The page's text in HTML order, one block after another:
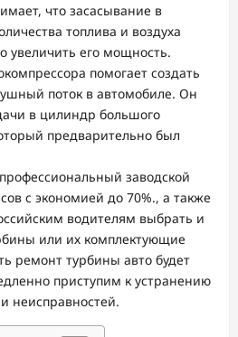
что засасывание в
топлива и воздуха
увеличить его мощность.
помогает создать
поток в автомобиле. Он
в цилиндр большого
предварительно был
заводской
с экономией до 70%., а также
водителям выбрать и
или их комплектующие
ремонт турбины авто будет
приступим к устранению
неисправностей.